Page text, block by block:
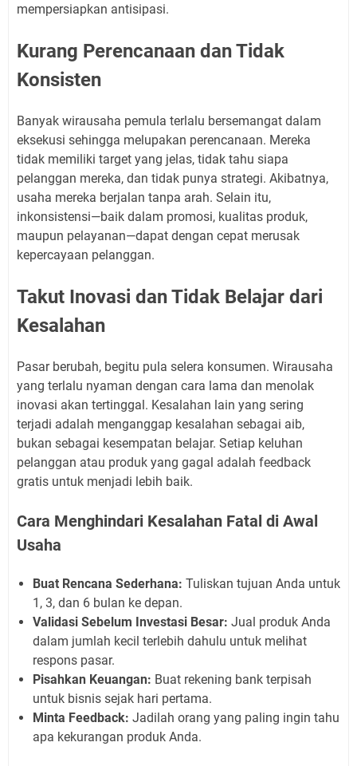
mempersiapkan antisipasi.
Kurang Perencanaan dan Tidak
Konsisten
Banyak wirausaha pemula terlalu bersemangat dalam
eksekusi sehingga melupakan perencanaan. Mereka
tidak memiliki target yang jelas, tidak tahu siapa
pelanggan mereka, dan tidak punya strategi. Akibatnya,
usaha mereka berjalan tanpa arah. Selain itu,
inkonsistensi—baik dalam promosi, kualitas produk,
maupun pelayanan—dapat dengan cepat merusak
kepercayaan pelanggan.
Takut Inovasi dan Tidak Belajar dari
Kesalahan
Pasar berubah, begitu pula selera konsumen. Wirausaha
yang terlalu nyaman dengan cara lama dan menolak
inovasi akan tertinggal. Kesalahan lain yang sering
terjadi adalah menganggap kesalahan sebagai aib,
bukan sebagai kesempatan belajar. Setiap keluhan
pelanggan atau produk yang gagal adalah feedback
gratis untuk menjadi lebih baik.
Cara Menghindari Kesalahan Fatal di Awal
Usaha
Buat Rencana Sederhana: Tuliskan tujuan Anda untuk
1, 3, dan 6 bulan ke depan.
Validasi Sebelum Investasi Besar: Jual produk Anda
dalam jumlah kecil terlebih dahulu untuk melihat
respons pasar.
Pisahkan Keuangan: Buat rekening bank terpisah
untuk bisnis sejak hari pertama.
Minta Feedback: Jadilah orang yang paling ingin tahu
apa kekurangan produk Anda.